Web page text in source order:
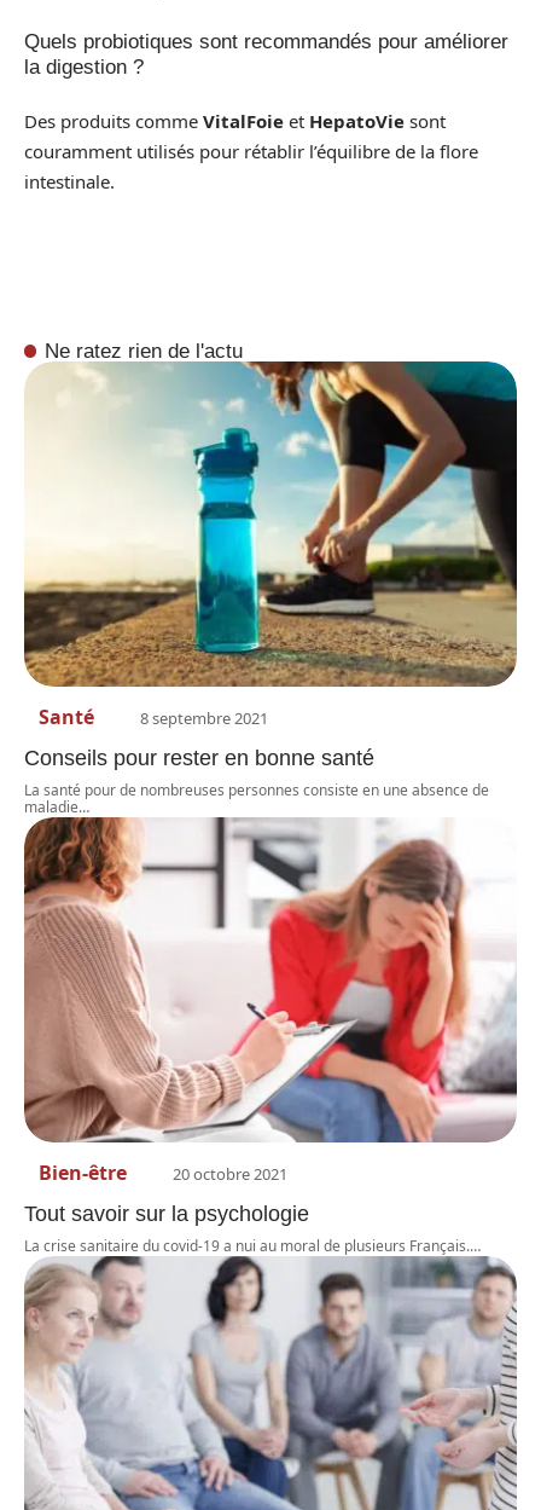
Quels probiotiques sont recommandés pour améliorer
la digestion ?
Des produits comme VitalFoie et HepatoVie sont
couramment utilisés pour rétablir l’équilibre de la flore
intestinale.
Ne ratez rien de l'actu
Santé 8 septembre 2021
Conseils pour rester en bonne santé
La santé pour de nombreuses personnes consiste en une absence de
maladie…
Bien-être 20 octobre 2021
Tout savoir sur la psychologie
La crise sanitaire du covid-19 a nui au moral de plusieurs Français.…